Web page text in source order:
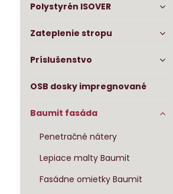
Polystyrén ISOVER
Zateplenie stropu
Príslušenstvo
OSB dosky impregnované
Baumit fasáda
Penetračné nátery
Lepiace malty Baumit
Fasádne omietky Baumit